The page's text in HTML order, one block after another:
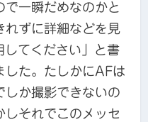
で一瞬だめなのかと
れずに詳細などを見
てください」と書
した。たしかにAFは
しか撮影できないの
しそれでこのメッセ